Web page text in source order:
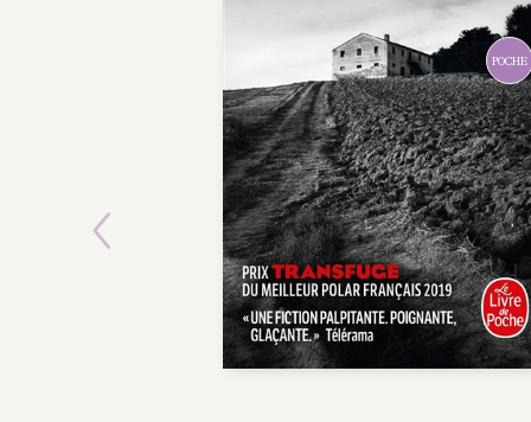
POCHE
Previous